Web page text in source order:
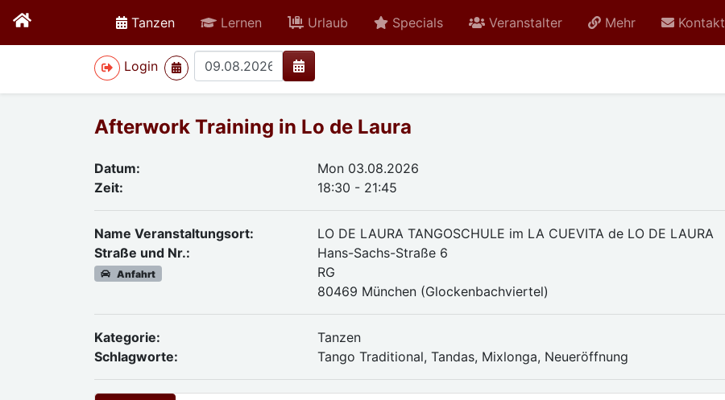
Tanzenactive Lernen Urlaub Specials Veranstalter Mehr Kontakt
Login
>
Afterwork Training in Lo de Laura
Datum:
Mon 03.08.2026
Zeit:
18:30 - 21:45
Name Veranstaltungsort:
LO DE LAURA TANGOSCHULE im LA CUEVITA de LO DE LAURA
Straße und Nr.:
Anfahrt
Hans-Sachs-Straße 6
RG
80469 München (Glockenbachviertel)
Kategorie:
Tanzen
Schlagworte:
Tango Traditional, Tandas, Mixlonga, Neueröffnung